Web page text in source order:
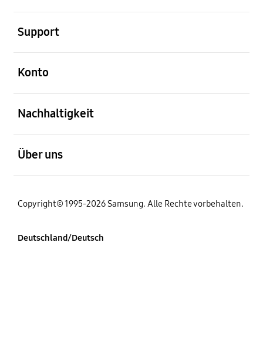
Support
Konto
Nachhaltigkeit
Über uns
Copyright© 1995-2026 Samsung. Alle Rechte vorbehalten.
Deutschland/Deutsch